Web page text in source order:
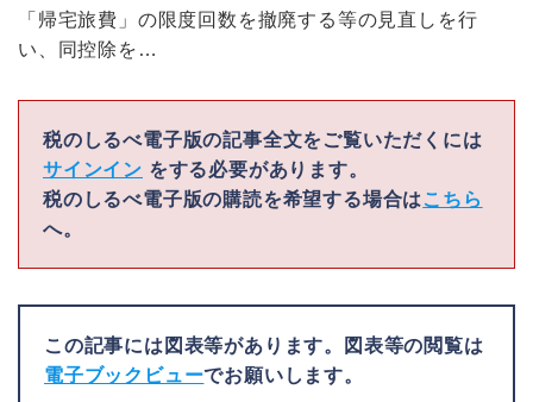
「帰宅旅費」の限度回数を撤廃する等の見直しを行
い、同控除を…
税のしるべ電子版の記事全文をご覧いただくには
サインイン をする必要があります。
税のしるべ電子版の購読を希望する場合は こちら
へ。
この記事には図表等があります。図表等の閲覧は
電子ブックビューでお願いします。